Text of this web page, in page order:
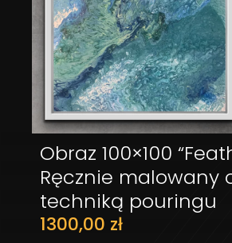
Obraz 100×100
Ręcznie malowany
techniką pouringu
1300,00 zł